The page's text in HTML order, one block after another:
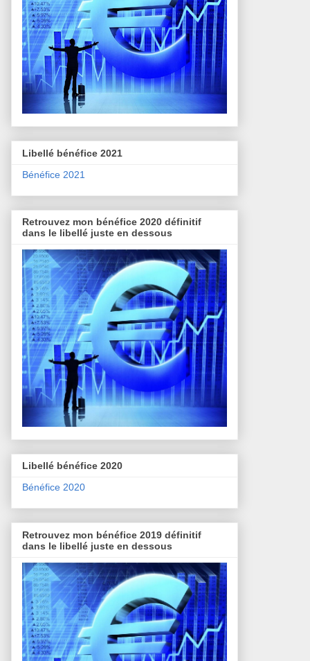
Libellé bénéfice 2021
Bénéfice 2021
Retrouvez mon bénéfice 2020 définitif
dans le libellé juste en dessous
Libellé bénéfice 2020
Bénéfice 2020
Retrouvez mon bénéfice 2019 définitif
dans le libellé juste en dessous